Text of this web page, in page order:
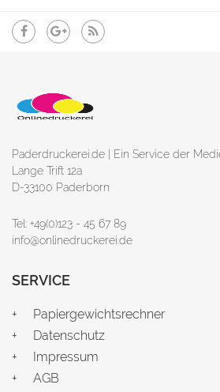
Paderdruckerei.de | Ein Service der
Lange Trift 12a
D-33100 Paderborn
Tel: +49(0)123 - 45 67 89
info@onlinedruckerei.de
SERVICE
Papiergewichtsrechner
Datenschutz
Impressum
AGB